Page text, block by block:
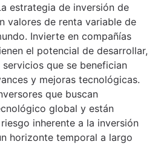
estrategia de inversión de
valores de renta variable de
Invierte en compañías
el potencial de desarrollar,
que se benefician
y mejoras tecnológicas.
que buscan
global y están
inherente a la inversión
horizonte temporal a largo